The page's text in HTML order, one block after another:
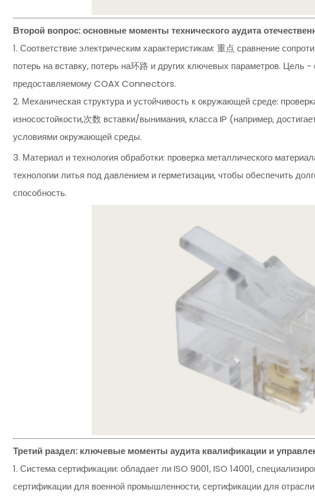
Второй вопрос: основные моменты технического аудита
1. Соответствие электрическим характеристикам: 重点 сравнение
потерь на вставку, потерь на环路 и других ключевых параметров. Цель
предоставляемому COAX Connectors.
2. Механическая структура и устойчивость к окружающей среде:
износостойкости,次数 вставки/вынимания, класса IP (например,
условиями окружающей среды.
3. Материал и технология обработки: проверка металлического
технологии литья под давлением и герметизации, чтобы обеспечить
способность.
Третий раздел: ключевые моменты аудита квалификации и
1. Система сертификации: обладает ли ISO 9001, ISO 14001,
сертификации для военной промышленности, сертификации для